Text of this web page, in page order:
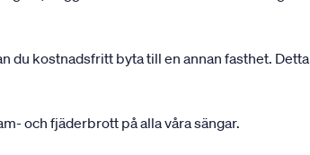
du kostnadsfritt byta till en annan fasthet.
och fjäderbrott på alla våra sängar.